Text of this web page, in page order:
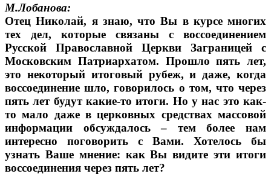
М.Лобанова:
Отец Николай, я знаю, что Вы в курсе многих
тех дел, которые связаны с воссоединением
Русской Православной Церкви Заграницей с
Московским Патриархатом. Прошло пять лет,
это некоторый итоговый рубеж, и даже, когда
воссоединение шло, говорилось о том, что через
пять лет будут какие-то итоги. Но у нас это как-
то мало даже в церковных средствах массовой
информации обсуждалось – тем более нам
интересно поговорить с Вами. Хотелось бы
узнать Ваше мнение: как Вы видите эти итоги
воссоединения через пять лет?